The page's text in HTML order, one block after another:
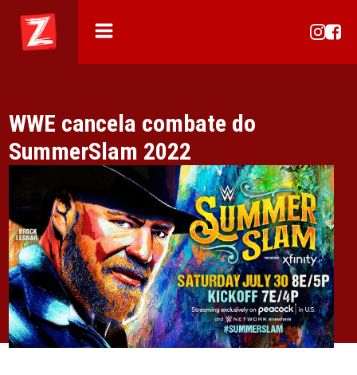
WWE cancela combate do
SummerSlam 2022